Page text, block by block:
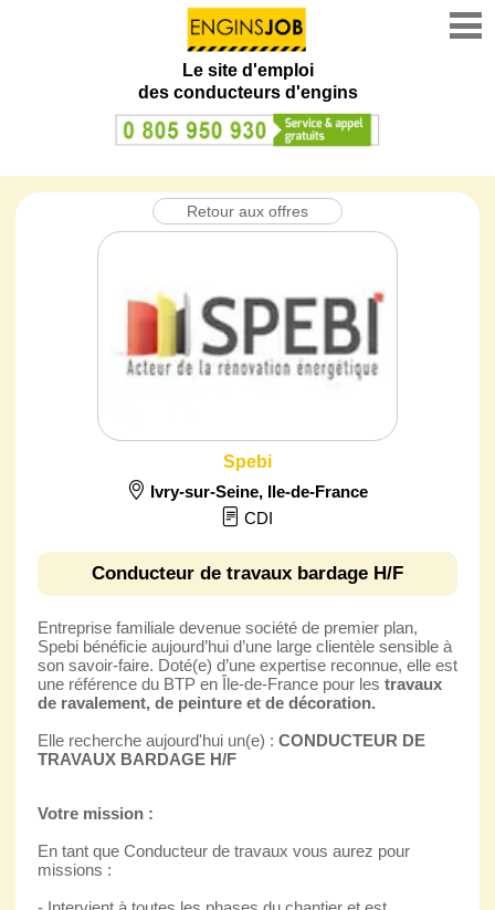
Le site d'emploi
des conducteurs d'engins
Retour aux offres
Spebi
Ivry-sur-Seine, Ile-de-France
CDI
Conducteur de travaux bardage H/F
Entreprise familiale devenue société de premier plan,
Spebi bénéficie aujourd’hui d’une large clientèle sensible à
son savoir-faire. Doté(e) d’une expertise reconnue, elle est
une référence du BTP en Île-de-France pour les travaux
de ravalement, de peinture et de décoration.
Elle recherche aujourd'hui un(e) : CONDUCTEUR DE
TRAVAUX BARDAGE H/F
Votre mission :
En tant que Conducteur de travaux vous aurez pour
missions :